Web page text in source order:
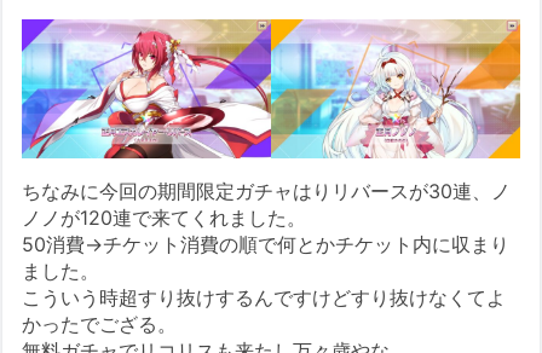
ちなみに今回の期間限定ガチャはりリバースが30連、ノ
ノノが120連で来てくれました。
50消費→チケット消費の順で何とかチケット内に収まり
ました。
こういう時超すり抜けするんですけどすり抜けなくてよ
かったでござる。